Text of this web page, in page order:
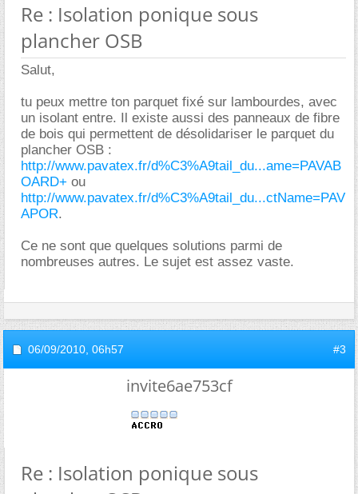
Re : Isolation ponique sous
plancher OSB
Salut,
tu peux mettre ton parquet fixé sur lambourdes, avec
un isolant entre. Il existe aussi des panneaux de fibre
de bois qui permettent de désolidariser le parquet du
plancher OSB :
http://www.pavatex.fr/d%C3%A9tail_du...ame=PAVAB
OARD+ ou
http://www.pavatex.fr/d%C3%A9tail_du...ctName=PAV
APOR.
Ce ne sont que quelques solutions parmi de
nombreuses autres. Le sujet est assez vaste.
06/09/2010, 06h57 #3
invite6ae753cf
Re : Isolation ponique sous